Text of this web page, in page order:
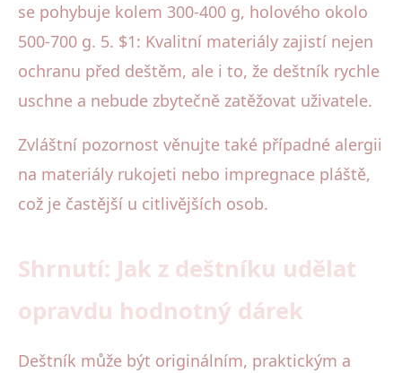
se pohybuje kolem 300-400 g, holového okolo
500-700 g. 5. $1: Kvalitní materiály zajistí nejen
ochranu před deštěm, ale i to, že deštník rychle
uschne a nebude zbytečně zatěžovat uživatele.
Zvláštní pozornost věnujte také případné alergii
na materiály rukojeti nebo impregnace pláště,
což je častější u citlivějších osob.
Shrnutí: Jak z deštníku udělat
opravdu hodnotný dárek
Deštník může být originálním, praktickým a